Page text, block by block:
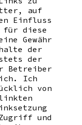
auf
Einfluss
für diese
Gewähr
der
der
Betreiber
Ich
von
und